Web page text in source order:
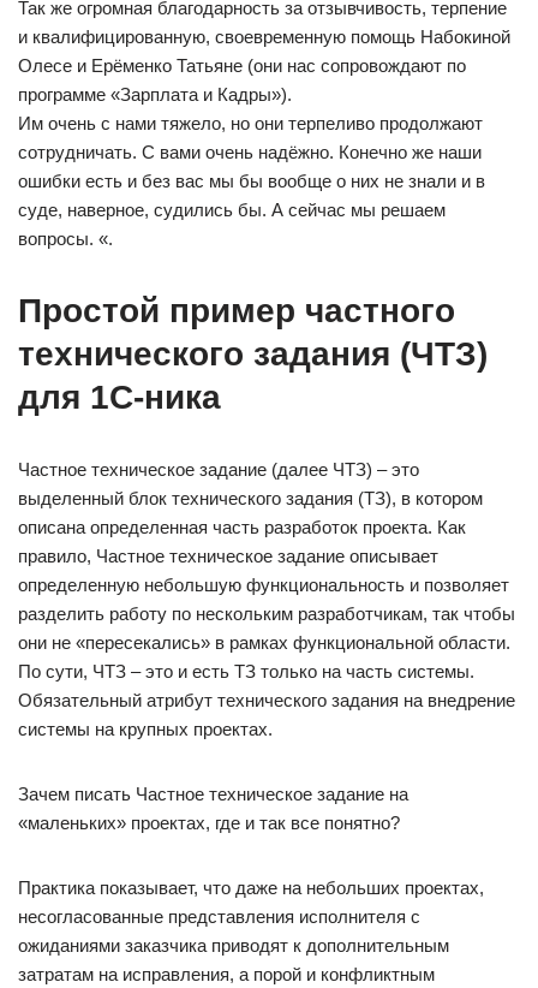
Так же огромная благодарность за отзывчивость, терпение
и квалифицированную, своевременную помощь Набокиной
Олесе и Ерёменко Татьяне (они нас сопровождают по
программе «Зарплата и Кадры»).
Им очень с нами тяжело, но они терпеливо продолжают
сотрудничать. С вами очень надёжно. Конечно же наши
ошибки есть и без вас мы бы вообще о них не знали и в
суде, наверное, судились бы. А сейчас мы решаем
вопросы. «.
Простой пример частного
технического задания (ЧТЗ)
для 1С-ника
Частное техническое задание (далее ЧТЗ) – это
выделенный блок технического задания (ТЗ), в котором
описана определенная часть разработок проекта. Как
правило, Частное техническое задание описывает
определенную небольшую функциональность и позволяет
разделить работу по нескольким разработчикам, так чтобы
они не «пересекались» в рамках функциональной области.
По сути, ЧТЗ – это и есть ТЗ только на часть системы.
Обязательный атрибут технического задания на внедрение
системы на крупных проектах.
Зачем писать Частное техническое задание на
«маленьких» проектах, где и так все понятно?
Практика показывает, что даже на небольших проектах,
несогласованные представления исполнителя с
ожиданиями заказчика приводят к дополнительным
затратам на исправления, а порой и конфликтным